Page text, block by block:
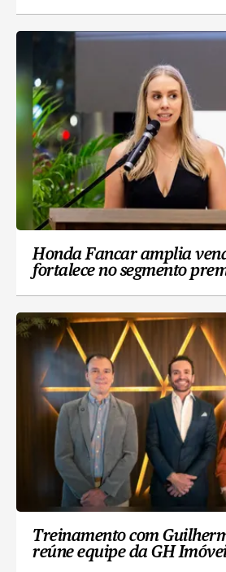
Honda Fancar amplia
fortalece no segmento
Treinamento com
reúne equipe da GH